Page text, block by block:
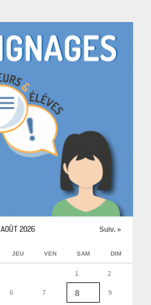
AOÛT 2026 Suiv. »
JEU VEN SAM DIM
1 2
6 7 8 9